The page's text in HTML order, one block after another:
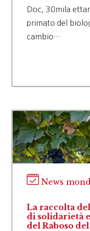
Doc, 30mila
primato del
cambio…
News
La raccolta
di solidarietà
del Raboso